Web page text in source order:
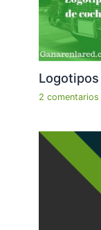
2 comentarios